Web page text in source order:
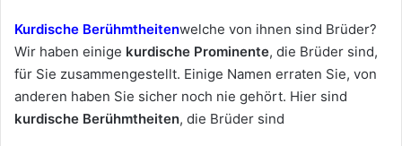
l
Kurdische Berühmtheitenwelche von ihnen sind Brüder?
Wir haben einige kurdische Prominente, die Brüder sind,
für Sie zusammengestellt. Einige Namen erraten Sie, von
anderen haben Sie sicher noch nie gehört. Hier sind
kurdische Berühmtheiten, die Brüder sind